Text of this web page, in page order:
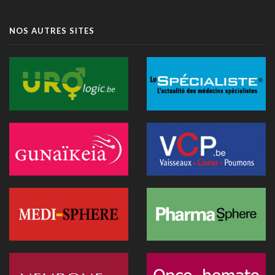
L'hôpital d'Ostende teste l'IA en consultation
pour la recherche biomédicale
01 juillet 2026 - 20:51
01 juillet 2026 - 13:12
La Commission européenne appelle la Belgique à accélérer le
déploiement de l'IA dans les soins
28 juin 2026 - 13:40
Nouveau au 1er juillet: kinés et sages-femmes en vidéo,
27 juin 2026 - 15:09
NOS AUTRES SITES